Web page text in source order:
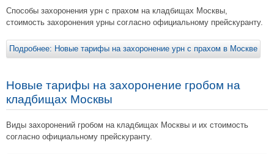
Способы захоронения урн с прахом на кладбищах Москвы,
стоимость захоронения урны согласно официальному прейскуранту.
Подробнее: Новые тарифы на захоронение урн с прахом в Москве
Новые тарифы на захоронение гробом на
кладбищах Москвы
Виды захоронений гробом на кладбищах Москвы и их стоимость
согласно официальному прейскуранту.